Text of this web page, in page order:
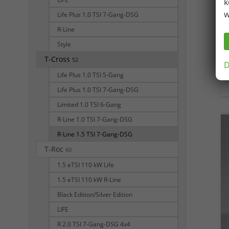
Life Plus 1.0 TSI 7-Gang-DSG
R-Line
Style
T-Cross 52
Life Plus 1.0 TSI 5-Gang
Life Plus 1.0 TSI 7-Gang-DSG
Limited 1.0 TSI 6-Gang
R-Line 1.0 TSI 7-Gang-DSG
R-Line 1.5 TSI 7-Gang-DSG
T-Roc 60
1.5 eTSI 110 kW Life
1.5 eTSI 110 kW R-Line
Black Edition/Silver Edition
LIFE
R 2.0 TSI 7-Gang-DSG 4x4